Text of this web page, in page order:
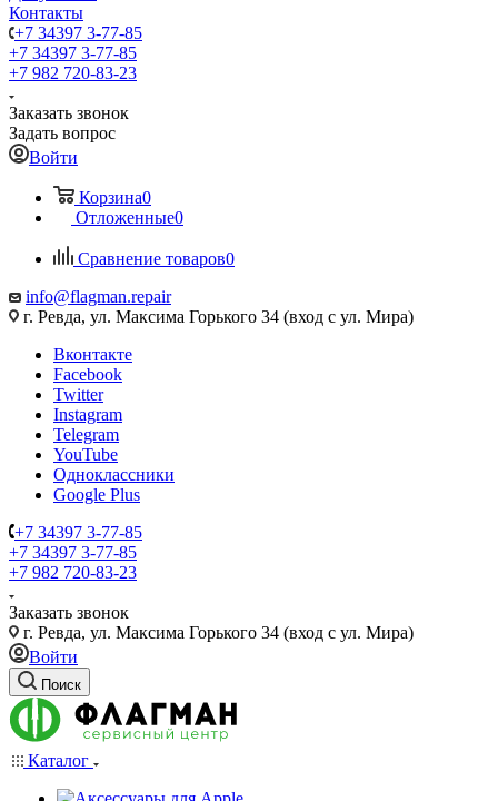
Контакты
+7 34397 3-77-85
+7 34397 3-77-85
+7 982 720-83-23
Заказать звонок
Задать вопрос
Войти
Корзина0
Отложенные0
Сравнение товаров0
info@flagman.repair
г. Ревда, ул. Максима Горького 34 (вход с ул. Мира)
Вконтакте
Facebook
Twitter
Instagram
Telegram
YouTube
Одноклассники
Google Plus
+7 34397 3-77-85
+7 34397 3-77-85
+7 982 720-83-23
Заказать звонок
г. Ревда, ул. Максима Горького 34 (вход с ул. Мира)
Войти
Поиск
Каталог